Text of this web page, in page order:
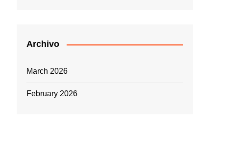
Archivo
March 2026
February 2026